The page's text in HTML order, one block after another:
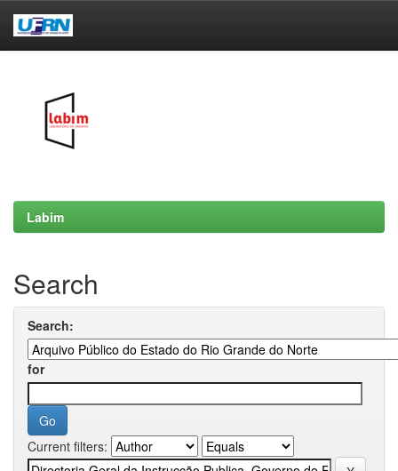
Labim
Search
Search:
for
Current filters: